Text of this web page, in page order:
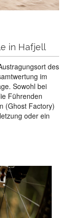
in Hafjell
des
im
Sowohl bei
Führenden
(Ghost Factory)
oder ein